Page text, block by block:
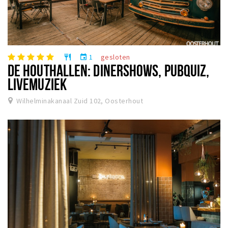
restaurant event 1 gesloten
DE HOUTHALLEN: DINERSHOWS, PUBQUIZ,
LIVEMUZIEK
Wilhelminakanaal Zuid 102, Oosterhout